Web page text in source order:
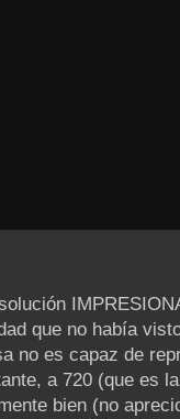
que no había
no es capaz de
a 720 (que es
bien (no